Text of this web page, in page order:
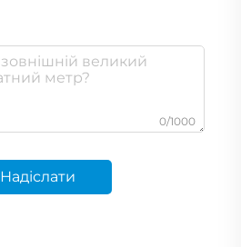
0/1000
Надіслати